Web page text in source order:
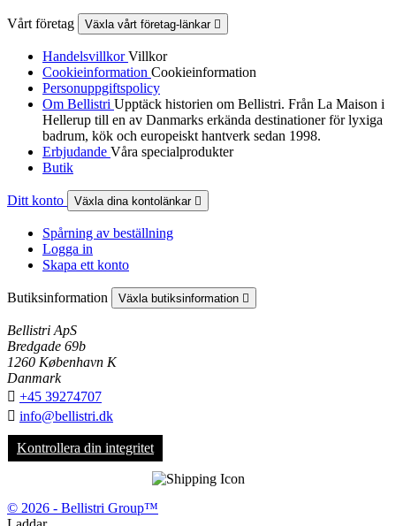
Vårt företag Växla vårt företag-länkar 
HandelsvillkorVillkor
Cookieinformation Cookieinformation
Personuppgiftspolicy
Om Bellistri Upptäck historien om Bellistri. Från La Maison i
Hellerup till en av Danmarks erkända destinationer för lyxiga
badrum, kök och europeiskt hantverk sedan 1998.
Erbjudande Våra specialprodukter
Butik
Ditt konto Växla dina kontolänkar 
Spårning av beställning
Logga in
Skapa ett konto
Butiksinformation Växla butiksinformation 
Bellistri ApS
Bredgade 69b
1260 København K
Danmark
 +45 39274707
 info@bellistri.dk
Kontrollera din integritet
© 2026 - Bellistri Group™